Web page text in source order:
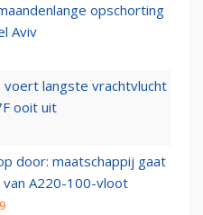
opschorting
Aviv
voert langste vrachtvlucht
ooit uit
door: maatschappij gaat
van A220-100-vloot